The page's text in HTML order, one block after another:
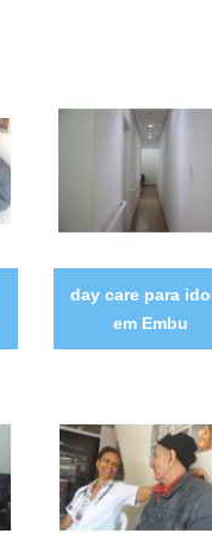
day care para
em Embu